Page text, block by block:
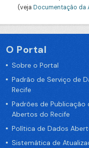
(veja Documentação da
O Portal
Sobre o Portal
Padrão de Serviço de
Recife
Padrões de
Abertos do Recife
Política de Dados
Sistemática de